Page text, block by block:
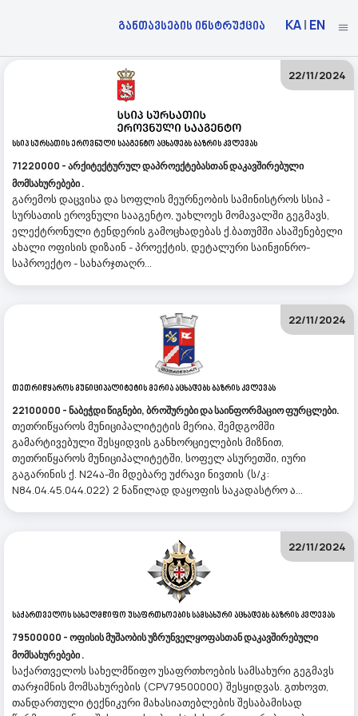
განთავსების ინსტრუქცია KA| EN
Სსიპ Სურსათის Ეროვნული Სააგენტო Აცხადებს Ბაზრის Კვლევას
71220000 - არქიტექტურულ დაპროექტებასთან დაკავშირებული
მომსახურებები .
22/11/2024
გარემოს დაცვისა და სოფლის მეურნეობის სამინისტროს სსიპ -
სურსათის ეროვნული სააგენტო, უახლოეს მომავალში გეგმავს,
ელექტრონული ტენდერის გამოცხადებას ქ.ბათუმში ასაშენებელი
ახალი ოფისის დიზაინ - პროექტის, დეტალური საინჟინრო-
საპროექტო - სახარჯთაღრ...
Თეთრიწყაროს Მუნიციპალიტეტის Მერია Აცხადებს Ბაზრის Კვლევას
22100000 - ნაბეჭდი წიგნები, ბროშურები და საინფორმაციო ფურცლები.
22/11/2024
თეთრიწყაროს მუნიციპალიტეტის მერია, შემდგომში
გამარტივებული შესყიდვის განხორციელების მიზნით,
თეთრიწყაროს მუნიციპალიტეტში, სოფელ ასურეთში, იური
გაგარინის ქ. N24ა-ში მდებარე უძრავი ნივთის (ს/კ:
N84.04.45.044.022) 2 ნაწილად დაყოფის საკადასტრო ა...
Საქართველოს Სახელმწიფო Უსაფრთხოების Სამსახური Აცხადებს Ბაზრის Კვლევას
79500000 - ოფისის მუშაობის უზრუნველყოფასთან დაკავშირებული
მომსახურებები .
22/11/2024
საქართველოს სახელმწიფო უსაფრთხოების სამსახური გეგმავს
თარჯიმნის მომსახურების (CPV79500000) შესყიდვას. გთხოვთ,
თანდართული ტექნიკური მახასიათებლების შესაბამისად